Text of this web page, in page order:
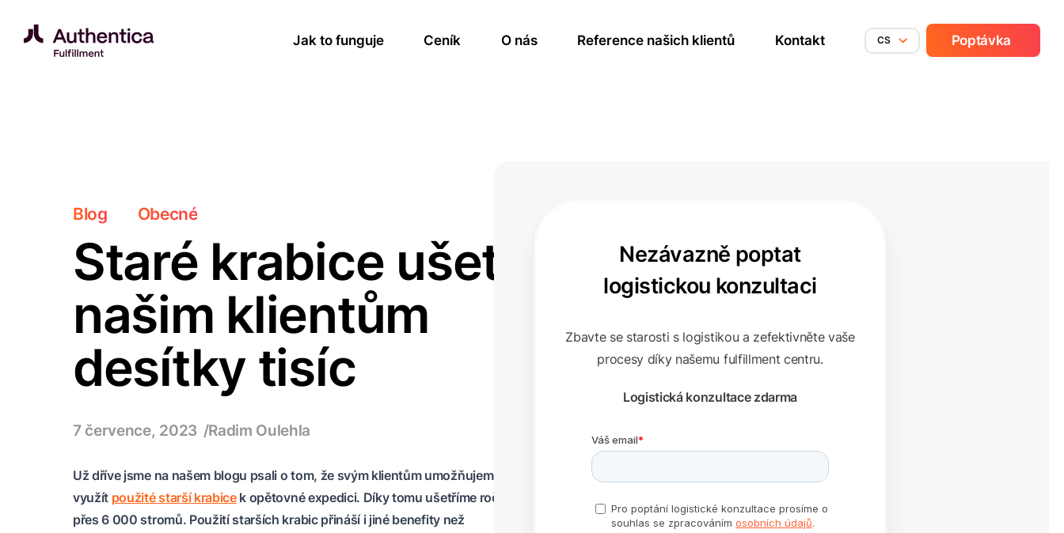
Jak to funguje
Ceník O nás Reference našich klientů Kontakt CS Poptávka
Blog Obecné
Staré krabice ušetří
našim klientům
desítky tisíc
7 července, 2023 Radim Oulehla
Už dříve jsme na našem blogu psali o tom, že svým klientům umožňujeme
využít použité starší krabicek opětovné expedici. Díky tomu ušetříme ročně
přes 6 000 stromů. Použití starších krabic přináší i jiné benefity než
Nezávazně poptat
logistickou konzultaci
Zbavte se starosti s logistikou a zefektivněte vaše
procesy díky našemu fulfillment centru.
Logistická konzultace zdarma